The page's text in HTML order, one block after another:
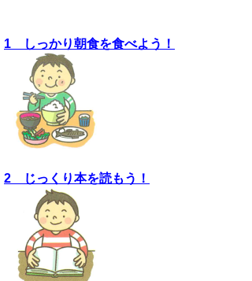
1 しっかり朝食を食べよう！
2 じっくり本を読もう！